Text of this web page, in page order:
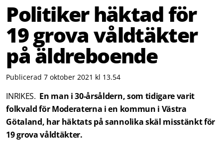
Politiker häktad för
19 grova våldtäkter
på äldreboende
Publicerad 7 oktober 2021 kl 13.54
INRIKES. En man i 30-årsåldern, som tidigare varit
folkvald för Moderaterna i en kommun i Västra
Götaland, har häktats på sannolika skäl misstänkt för
19 grova våldtäkter.